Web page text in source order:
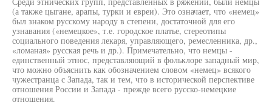
(а также цыгане, арапы, турки и евреи). Это означает, что «немец»
был знаком русскому народу в степени, достаточной для его
узнавания («немецкое», т.е. городское платье, стереотипы
социального поведения лекаря, управляющего, ремесленника, др.,
«ломаная» русская речь и др.). Примечательно, что немцы -
единственный этнос, представляющий в фольклоре западный мир,
что можно объяснить как обозначением словом «немец» всякого
чужестранца с Запада, так и тем, что в исторической перспективе
отношения России и Запада - прежде всего русско-немецкие
отношения.